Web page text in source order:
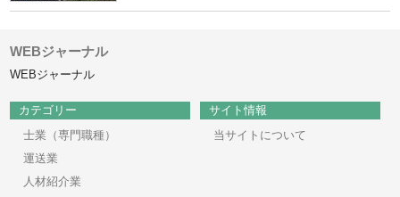
WEBジャーナル
WEBジャーナル
カテゴリー
士業（専門職種）
運送業
人材紹介業
サイト情報
当サイトについて